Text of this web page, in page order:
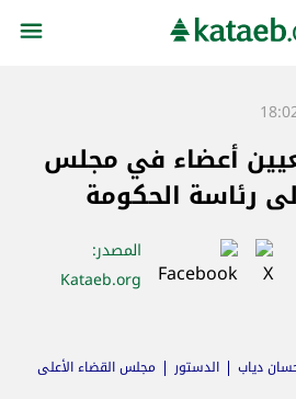
أعضاء في مجلس
رئاسة الحكومة
المصدر:
Kataeb.org
دياب الدستور
مجلس القضاء الأعلى